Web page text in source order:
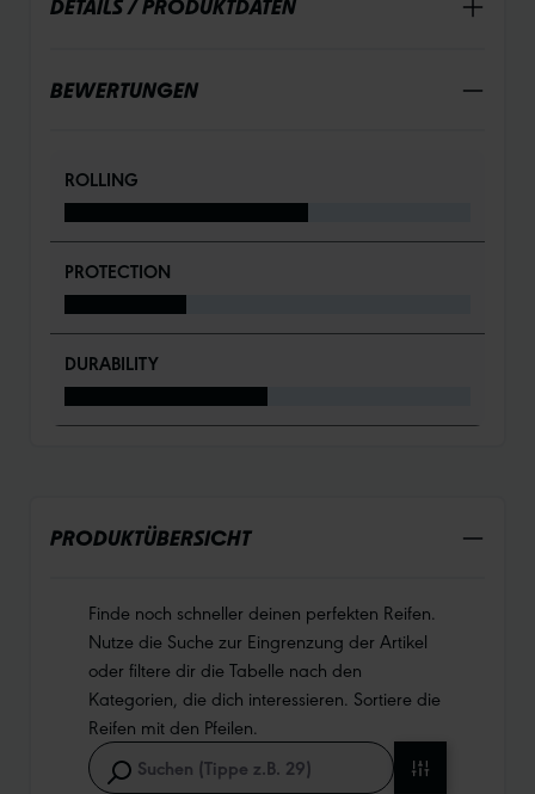
DETAILS / PRODUKTDATEN
BEWERTUNGEN
ROLLING
PROTECTION
DURABILITY
PRODUKTÜBERSICHT
Finde noch schneller deinen perfekten Reifen.
Nutze die Suche zur Eingrenzung der Artikel
oder filtere dir die Tabelle nach den
Kategorien, die dich interessieren. Sortiere die
Reifen mit den Pfeilen.